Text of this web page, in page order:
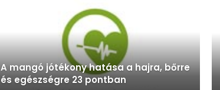
A mangó jótékony hatása a hajra, bőrre
és egészségre 23 pontban